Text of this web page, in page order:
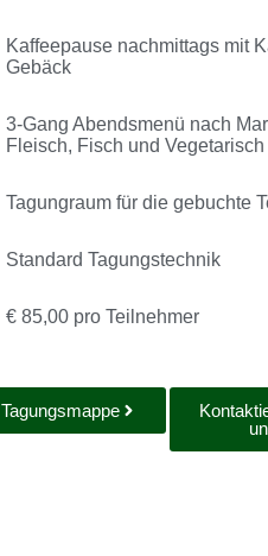
Kaffeepause nachmittags mit
Gebäck
3-Gang Abendsmenü nach
Fleisch, Fisch und Vegetarisch
Tagungraum für die gebuchte
Standard Tagungstechnik
€ 85,00 pro Teilnehmer
Tagungsmappe